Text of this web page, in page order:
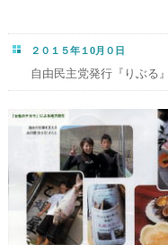
２０１５年１0月０日
自由民主党発行『りぶる